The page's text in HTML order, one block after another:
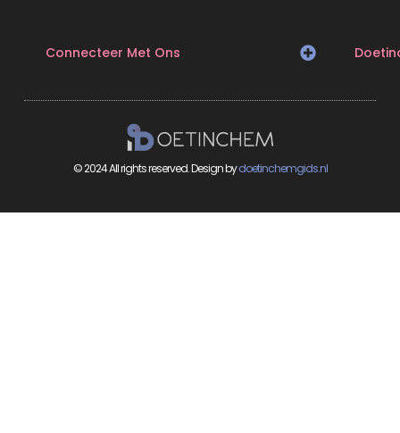
Connecteer Met Ons
© 2024 All rights reserved. Design bydoetinchemgids.nl